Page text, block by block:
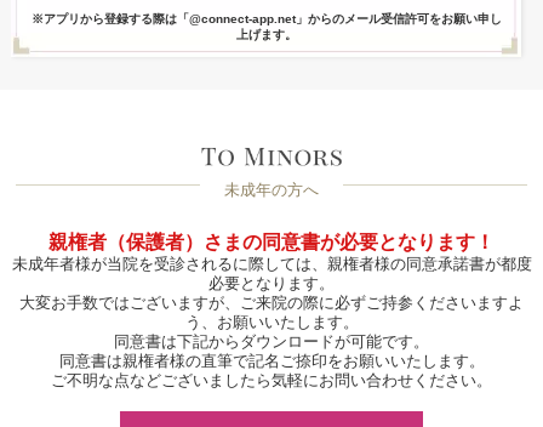
※アプリから登録する際は「@connect-app.net」からのメール受信許可をお願い申し
上げます。
未成年の方へ
親権者（保護者）さまの同意書が必要となります！
未成年者様が当院を受診されるに際しては、親権者様の同意承諾書が都度
必要となります。
大変お手数ではございますが、ご来院の際に必ずご持参くださいますよ
う、お願いいたします。
同意書は下記からダウンロードが可能です。
同意書は親権者様の直筆で記名ご捺印をお願いいたします。
ご不明な点などございましたら気軽にお問い合わせください。